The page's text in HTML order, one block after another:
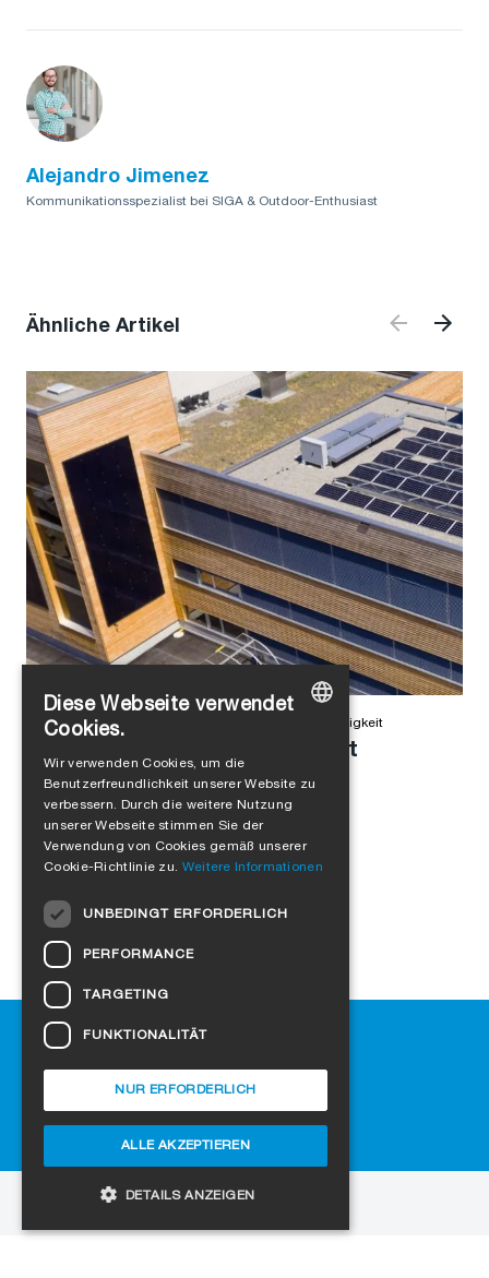
Alejandro Jimenez
Kommunikationsspezialist bei SIGA & Outdoor-Enthusiast
Ähnliche Artikel
Alejandro Jimenez Nachhaltigkeit
Wie sich mit Klebstoff die Welt
verbessern lässt
Hilfe
SIGA-Fachhändler finden
Häufig gestellte Fragen
Cookie-Einstellungen
ENGLISH
FRENCH
DANISH
LATVIAN
LITHUANIAN
Diese Webseite verwendet
Cookies.
Wir verwenden Cookies, um die
Benutzerfreundlichkeit unserer Website zu
verbessern. Durch die weitere Nutzung
unserer Webseite stimmen Sie der
Verwendung von Cookies gemäß unserer
Cookie-Richtlinie zu. Weitere Informationen
UNBEDINGT ERFORDERLICH
PERFORMANCE
TARGETING
FUNKTIONALITÄT
ALLE AKZEPTIEREN
NUR ERFORDERLICH
DETAILS ANZEIGEN